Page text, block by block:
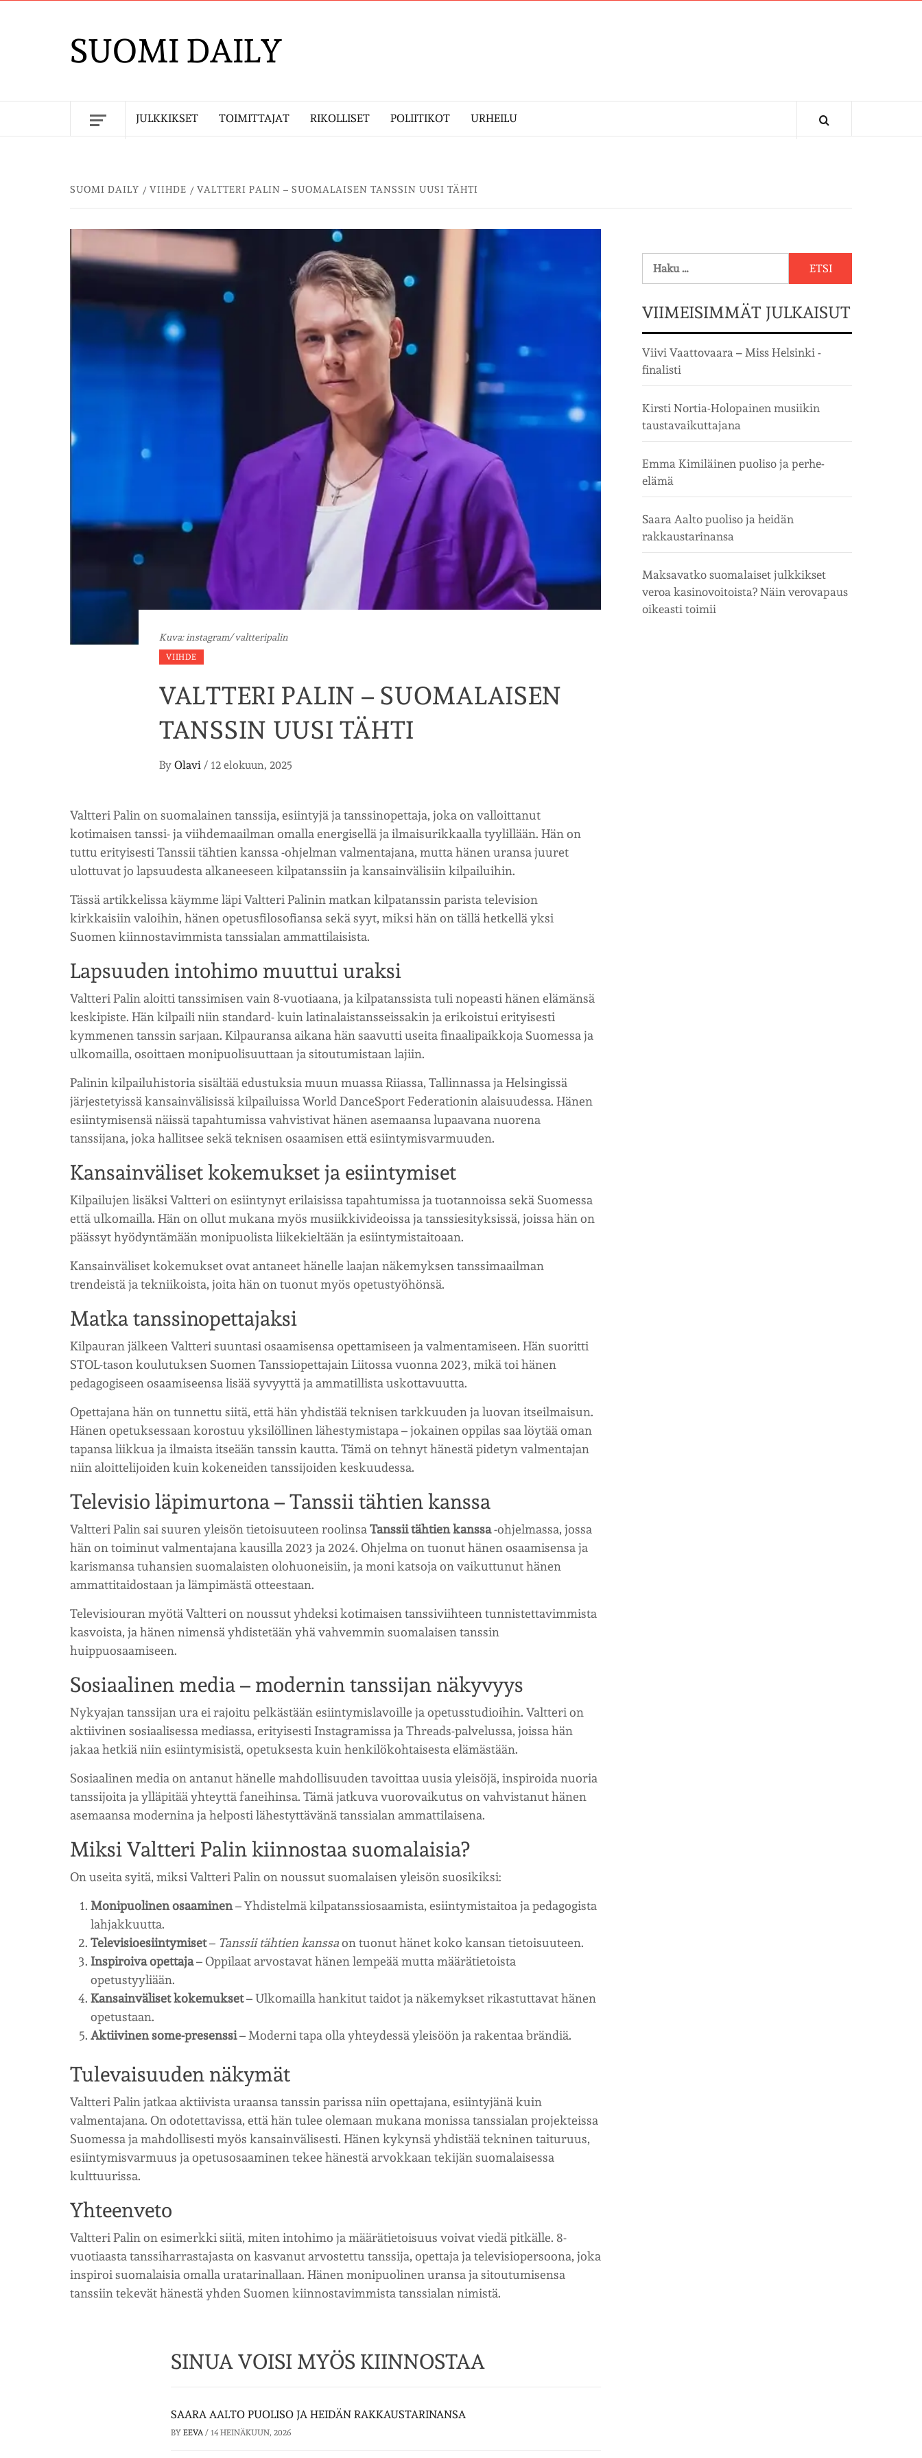
SUOMI DAILY
JULKKIKSET TOIMITTAJAT RIKOLLISET POLIITIKOT URHEILU
SUOMI DAILY VIIHDE VALTTERI PALIN – SUOMALAISEN TANSSIN UUSI TÄHTI
Kuva: instagram/ valtteripalin
VIIHDE
VALTTERI PALIN – SUOMALAISEN
TANSSIN UUSI TÄHTI
By Olavi / 12 elokuun, 2025
Valtteri Palin on suomalainen tanssija, esiintyjä ja tanssinopettaja, joka on valloittanut
kotimaisen tanssi- ja viihdemaailman omalla energisellä ja ilmaisurikkaalla tyylillään. Hän on
tuttu erityisesti Tanssii tähtien kanssa -ohjelman valmentajana, mutta hänen uransa juuret
ulottuvat jo lapsuudesta alkaneeseen kilpatanssiin ja kansainvälisiin kilpailuihin.
Tässä artikkelissa käymme läpi Valtteri Palinin matkan kilpatanssin parista television
kirkkaisiin valoihin, hänen opetusfilosofiansa sekä syyt, miksi hän on tällä hetkellä yksi
Suomen kiinnostavimmista tanssialan ammattilaisista.
Lapsuuden intohimo muuttui uraksi
Valtteri Palin aloitti tanssimisen vain 8-vuotiaana, ja kilpatanssista tuli nopeasti hänen elämänsä
keskipiste. Hän kilpaili niin standard- kuin latinalaistansseissakin ja erikoistui erityisesti
kymmenen tanssin sarjaan. Kilpauransa aikana hän saavutti useita finaalipaikkoja Suomessa ja
ulkomailla, osoittaen monipuolisuuttaan ja sitoutumistaan lajiin.
Palinin kilpailuhistoria sisältää edustuksia muun muassa Riiassa, Tallinnassa ja Helsingissä
järjestetyissä kansainvälisissä kilpailuissa World DanceSport Federationin alaisuudessa. Hänen
esiintymisensä näissä tapahtumissa vahvistivat hänen asemaansa lupaavana nuorena
tanssijana, joka hallitsee sekä teknisen osaamisen että esiintymisvarmuuden.
Kansainväliset kokemukset ja esiintymiset
Kilpailujen lisäksi Valtteri on esiintynyt erilaisissa tapahtumissa ja tuotannoissa sekä Suomessa
että ulkomailla. Hän on ollut mukana myös musiikkivideoissa ja tanssiesityksissä, joissa hän on
päässyt hyödyntämään monipuolista liikekieltään ja esiintymistaitoaan.
Kansainväliset kokemukset ovat antaneet hänelle laajan näkemyksen tanssimaailman
trendeistä ja tekniikoista, joita hän on tuonut myös opetustyöhönsä.
Matka tanssinopettajaksi
Kilpauran jälkeen Valtteri suuntasi osaamisensa opettamiseen ja valmentamiseen. Hän suoritti
STOL-tason koulutuksen Suomen Tanssiopettajain Liitossa vuonna 2023, mikä toi hänen
pedagogiseen osaamiseensa lisää syvyyttä ja ammatillista uskottavuutta.
Opettajana hän on tunnettu siitä, että hän yhdistää teknisen tarkkuuden ja luovan itseilmaisun.
Hänen opetuksessaan korostuu yksilöllinen lähestymistapa – jokainen oppilas saa löytää oman
tapansa liikkua ja ilmaista itseään tanssin kautta. Tämä on tehnyt hänestä pidetyn valmentajan
niin aloittelijoiden kuin kokeneiden tanssijoiden keskuudessa.
Televisio läpimurtona – Tanssii tähtien kanssa
Valtteri Palin sai suuren yleisön tietoisuuteen roolinsa Tanssii tähtien kanssa-ohjelmassa, jossa
hän on toiminut valmentajana kausilla 2023 ja 2024. Ohjelma on tuonut hänen osaamisensa ja
karismansa tuhansien suomalaisten olohuoneisiin, ja moni katsoja on vaikuttunut hänen
ammattitaidostaan ja lämpimästä otteestaan.
Televisiouran myötä Valtteri on noussut yhdeksi kotimaisen tanssiviihteen tunnistettavimmista
kasvoista, ja hänen nimensä yhdistetään yhä vahvemmin suomalaisen tanssin
huippuosaamiseen.
Sosiaalinen media – modernin tanssijan näkyvyys
Nykyajan tanssijan ura ei rajoitu pelkästään esiintymislavoille ja opetusstudioihin. Valtteri on
aktiivinen sosiaalisessa mediassa, erityisesti Instagramissa ja Threads-palvelussa, joissa hän
jakaa hetkiä niin esiintymisistä, opetuksesta kuin henkilökohtaisesta elämästään.
Sosiaalinen media on antanut hänelle mahdollisuuden tavoittaa uusia yleisöjä, inspiroida nuoria
tanssijoita ja ylläpitää yhteyttä faneihinsa. Tämä jatkuva vuorovaikutus on vahvistanut hänen
asemaansa modernina ja helposti lähestyttävänä tanssialan ammattilaisena.
Miksi Valtteri Palin kiinnostaa suomalaisia?
On useita syitä, miksi Valtteri Palin on noussut suomalaisen yleisön suosikiksi:
Monipuolinen osaaminen– Yhdistelmä kilpatanssiosaamista, esiintymistaitoa ja pedagogista
lahjakkuutta.
Televisioesiintymiset– Tanssii tähtien kanssaon tuonut hänet koko kansan tietoisuuteen.
Inspiroiva opettaja– Oppilaat arvostavat hänen lempeää mutta määrätietoista
opetustyyliään.
Kansainväliset kokemukset– Ulkomailla hankitut taidot ja näkemykset rikastuttavat hänen
opetustaan.
Aktiivinen some-presenssi– Moderni tapa olla yhteydessä yleisöön ja rakentaa brändiä.
Tulevaisuuden näkymät
Valtteri Palin jatkaa aktiivista uraansa tanssin parissa niin opettajana, esiintyjänä kuin
valmentajana. On odotettavissa, että hän tulee olemaan mukana monissa tanssialan projekteissa
Suomessa ja mahdollisesti myös kansainvälisesti. Hänen kykynsä yhdistää tekninen taituruus,
esiintymisvarmuus ja opetusosaaminen tekee hänestä arvokkaan tekijän suomalaisessa
kulttuurissa.
Yhteenveto
Valtteri Palin on esimerkki siitä, miten intohimo ja määrätietoisuus voivat viedä pitkälle. 8-
vuotiaasta tanssiharrastajasta on kasvanut arvostettu tanssija, opettaja ja televisiopersoona, joka
inspiroi suomalaisia omalla uratarinallaan. Hänen monipuolinen uransa ja sitoutumisensa
tanssiin tekevät hänestä yhden Suomen kiinnostavimmista tanssialan nimistä.
SINUA VOISI MYÖS KIINNOSTAA
SAARA AALTO PUOLISO JA HEIDÄN RAKKAUSTARINANSA
BY EEVA / 14 HEINÄKUUN, 2026
Haku:
VIIMEISIMMÄT JULKAISUT
Viivi Vaattovaara – Miss Helsinki -
finalisti
Kirsti Nortia-Holopainen musiikin
taustavaikuttajana
Emma Kimiläinen puoliso ja perhe-
elämä
Saara Aalto puoliso ja heidän
rakkaustarinansa
Maksavatko suomalaiset julkkikset
veroa kasinovoitoista? Näin verovapaus
oikeasti toimii